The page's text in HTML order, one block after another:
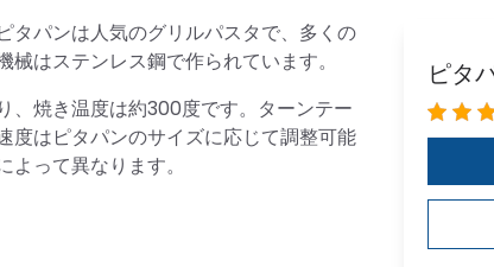
タパンは人気のグリルパスタで、多くの
械はステンレス鋼で作られています。
、焼き温度は約300度です。ターンテー
度はピタパンのサイズに応じて調整可能
って異なります。
ピタ